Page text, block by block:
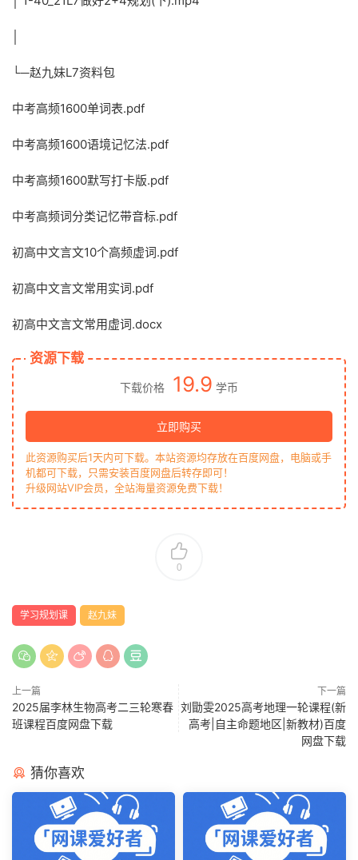
└─赵九妹L7资料包
中考高频1600单词表.pdf
中考高频1600语境记忆法.pdf
中考高频1600默写打卡版.pdf
中考高频词分类记忆带音标.pdf
初高中文言文10个高频虚词.pdf
初高中文言文常用实词.pdf
初高中文言文常用虚词.docx
资源下载
下载价格 19.9 学币
立即购买
此资源购买后1天内可下载。本站资源均存放在百度网盘，电脑或手
机都可下载，只需安装百度网盘后转存即可！
升级网站VIP会员，全站海量资源免费下载！
0
学习规划课 赵九妹
上一篇
2025届李林生物高考二三轮寒春
班课程百度网盘下载
下一篇
刘勖雯2025高考地理一轮课程(新
高考|自主命题地区|新教材)百度
网盘下载
猜你喜欢